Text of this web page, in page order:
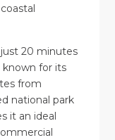
20 minutes
for its
from
national park
it an ideal